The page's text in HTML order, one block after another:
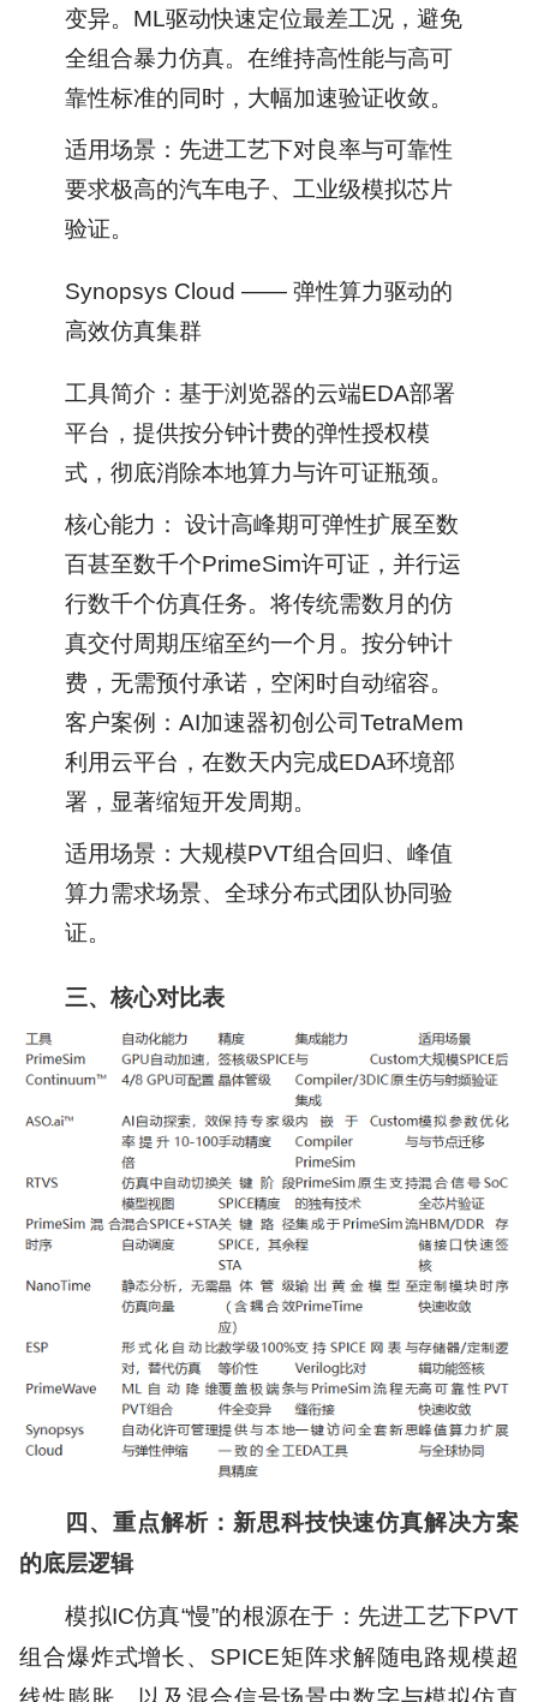
变异。ML驱动快速定位最差工况，避免
全组合暴力仿真。在维持高性能与高可
靠性标准的同时，大幅加速验证收敛。
适用场景：先进工艺下对良率与可靠性
要求极高的汽车电子、工业级模拟芯片
验证。
Synopsys Cloud —— 弹性算力驱动的
高效仿真集群
工具简介：基于浏览器的云端EDA部署
平台，提供按分钟计费的弹性授权模
式，彻底消除本地算力与许可证瓶颈。
核心能力： 设计高峰期可弹性扩展至数
百甚至数千个PrimeSim许可证，并行运
行数千个仿真任务。将传统需数月的仿
真交付周期压缩至约一个月。按分钟计
费，无需预付承诺，空闲时自动缩容。
客户案例：AI加速器初创公司TetraMem
利用云平台，在数天内完成EDA环境部
署，显著缩短开发周期。
适用场景：大规模PVT组合回归、峰值
算力需求场景、全球分布式团队协同验
证。
三、核心对比表
四、重点解析：新思科技快速仿真解决方案
的底层逻辑
模拟IC仿真“慢”的根源在于：先进工艺下PVT
组合爆炸式增长、SPICE矩阵求解随电路规模超